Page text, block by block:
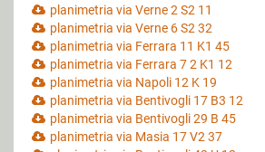
planimetria via Verne 2 S2 11
planimetria via Verne 6 S2 32
planimetria via Ferrara 11 K1 45
planimetria via Ferrara 7 2 K1 12
planimetria via Napoli 12 K 19
planimetria via Bentivogli 17 B3 12
planimetria via Bentivogli 29 B 45
planimetria via Masia 17 V2 37